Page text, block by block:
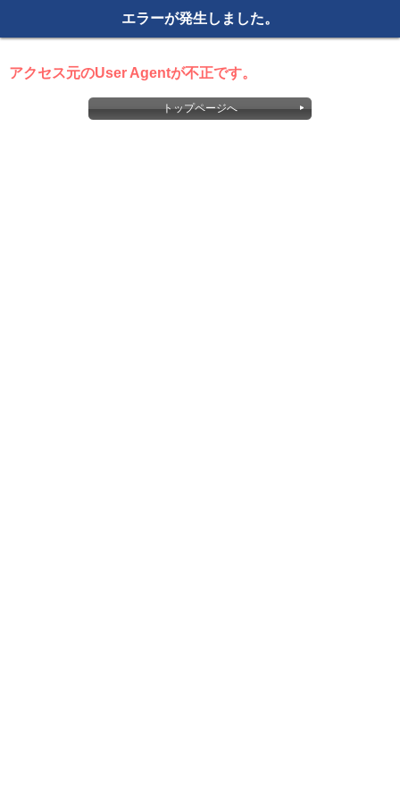
エラーが発生しました。
アクセス元のUser Agentが不正です。